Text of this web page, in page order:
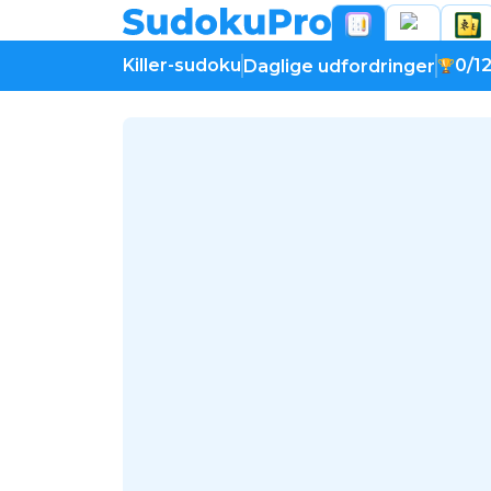
Killer-sudoku Daglige udfordringer 0/12